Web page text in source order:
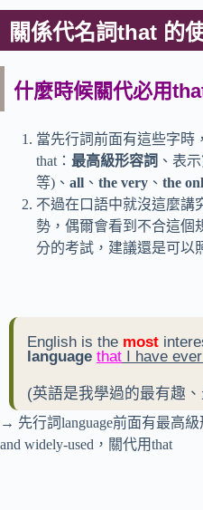
關係代名詞that 的
什麼時候關代必用
當先行詞前面有這些字時
that： 最高級形容詞 、表
等)、 all 、 the very 、 the
不過在口語中就沒這麼講
勢，偶爾會看到不合這個
分的考試，建議還是可以
English is the most
language that I have
(英語是我學過的最有趣
→ 先行詞language前面有最高級
and widely-used，關代用that